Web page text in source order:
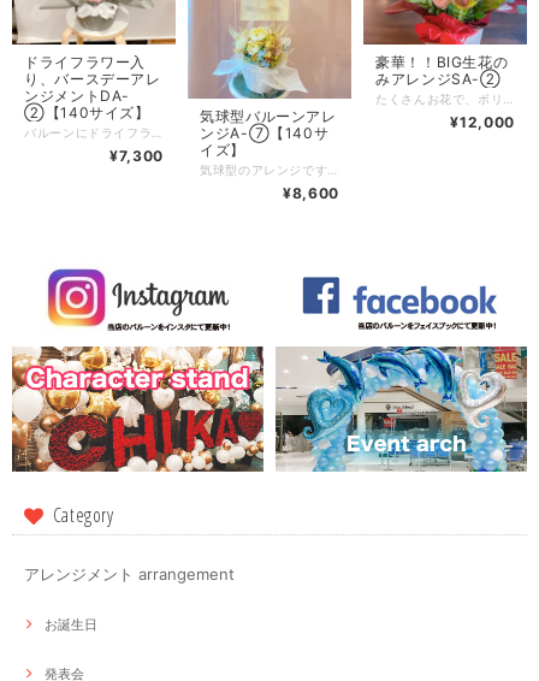
ドライフラワー入
り、バースデーアレ
ンジメントDA-
②【140サイズ】
¥7,300
気球型バルーンアレ
ンジA-⑦【140サ
イズ】
¥8,600
豪華！！BIG生花の
みアレンジSA-②
¥12,000
Category
アレンジメント arrangement
お誕生日
発表会